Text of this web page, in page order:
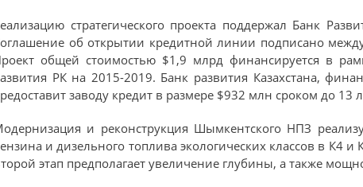
стратегического проекта поддержал Банк
об открытии кредитной линии подписано
общей стоимостью $1,9 млрд финансируется в
РК на 2015-2019. Банк развития Казахстана,
заводу кредит в размере $932 млн сроком до 13
и реконструкция Шымкентского НПЗ
и дизельного топлива экологических классов в К4
этап предполагает увеличение глубины, а также